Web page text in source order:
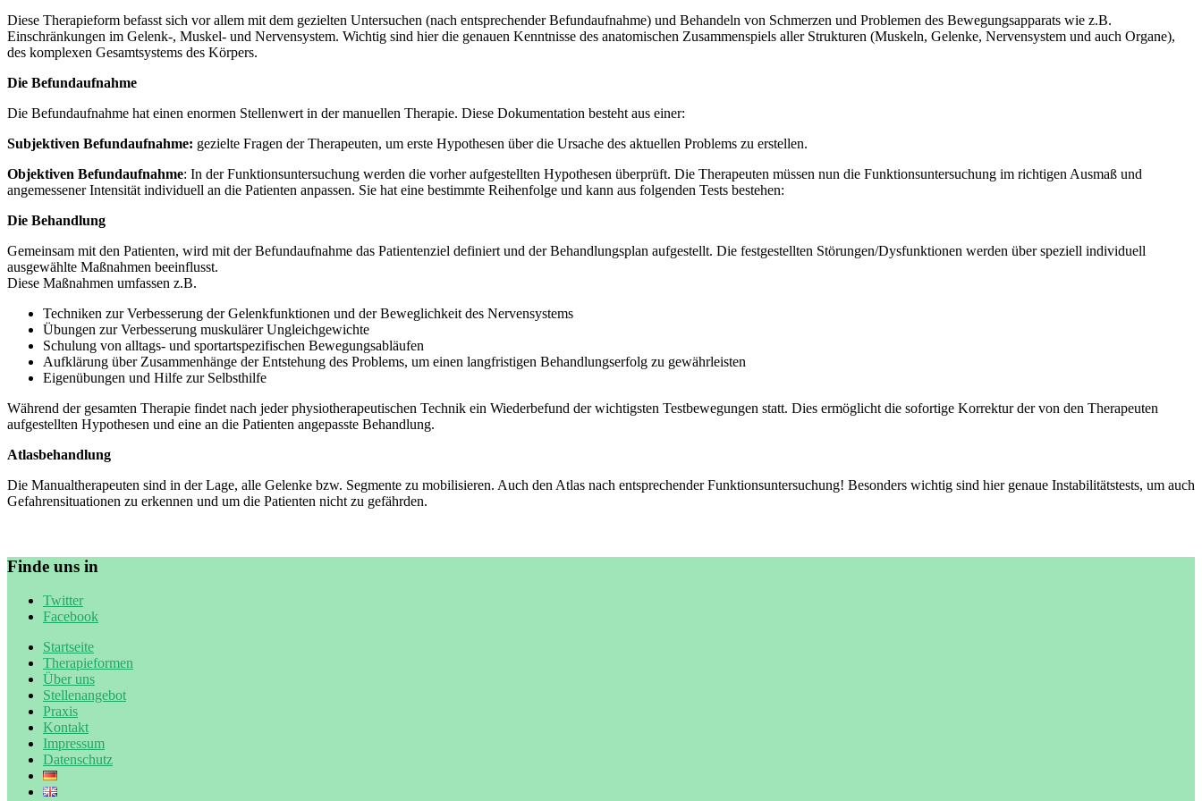
Diese Therapieform befasst sich vor allem mit dem gezielten Untersuchen (nach entsprechender Befundaufnahme) und Behandeln von Schmerzen und Problemen des Bewegungsapparats wie z.B.
Einschränkungen im Gelenk-, Muskel- und Nervensystem. Wichtig sind hier die genauen Kenntnisse des anatomischen Zusammenspiels aller Strukturen (Muskeln, Gelenke, Nervensystem und auch Organe),
des komplexen Gesamtsystems des Körpers.
Die Befundaufnahme
Die Befundaufnahme hat einen enormen Stellenwert in der manuellen Therapie. Diese Dokumentation besteht aus einer:
Subjektiven Befundaufnahme: gezielte Fragen der Therapeuten, um erste Hypothesen über die Ursache des aktuellen Problems zu erstellen.
Objektiven Befundaufnahme: In der Funktionsuntersuchung werden die vorher aufgestellten Hypothesen überprüft. Die Therapeuten müssen nun die Funktionsuntersuchung im richtigen Ausmaß und
angemessener Intensität individuell an die Patienten anpassen. Sie hat eine bestimmte Reihenfolge und kann aus folgenden Tests bestehen:
Die Behandlung
Gemeinsam mit den Patienten, wird mit der Befundaufnahme das Patientenziel definiert und der Behandlungsplan aufgestellt. Die festgestellten Störungen/Dysfunktionen werden über speziell individuell
ausgewählte Maßnahmen beeinflusst.
Diese Maßnahmen umfassen z.B.
Techniken zur Verbesserung der Gelenkfunktionen und der Beweglichkeit des Nervensystems
Übungen zur Verbesserung muskulärer Ungleichgewichte
Schulung von alltags- und sportartspezifischen Bewegungsabläufen
Aufklärung über Zusammenhänge der Entstehung des Problems, um einen langfristigen Behandlungserfolg zu gewährleisten
Eigenübungen und Hilfe zur Selbsthilfe
Während der gesamten Therapie findet nach jeder physiotherapeutischen Technik ein Wiederbefund der wichtigsten Testbewegungen statt. Dies ermöglicht die sofortige Korrektur der von den Therapeuten
aufgestellten Hypothesen und eine an die Patienten angepasste Behandlung.
Atlasbehandlung
Die Manualtherapeuten sind in der Lage, alle Gelenke bzw. Segmente zu mobilisieren. Auch den Atlas nach entsprechender Funktionsuntersuchung! Besonders wichtig sind hier genaue Instabilitätstests, um auch
Gefahrensituationen zu erkennen und um die Patienten nicht zu gefährden.
Finde uns in
Twitter
Facebook
Startseite
Therapieformen
Über uns
Stellenangebot
Praxis
Kontakt
Impressum
Datenschutz